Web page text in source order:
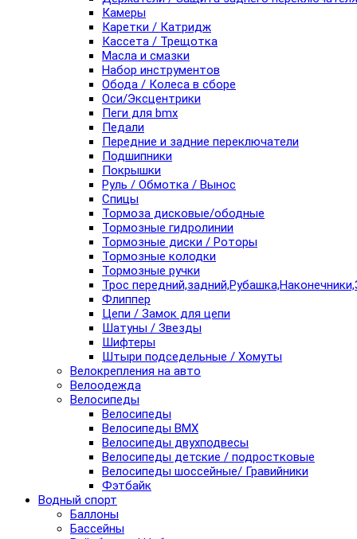
Камеры
Каретки / Катридж
Кассета / Трещотка
Масла и смазки
Набор инструментов
Обода / Колеса в сборе
Оси/Эксцентрики
Пеги для bmx
Педали
Передние и задние переключатели
Подшипники
Покрышки
Руль / Обмотка / Вынос
Спицы
Тормоза дисковые/ободные
Тормозные гидролинии
Тормозные диски / Роторы
Тормозные колодки
Тормозные ручки
Трос
Флиппер
Цепи / Замок для цепи
Шатуны / Звезды
Шифтеры
Штыри подседельные / Хомуты
Велокрепления на авто
Велоодежда
Велосипеды
Велосипеды
Велосипеды BMX
Велосипеды двухподвесы
Велосипеды детские / подростковые
Велосипеды шоссейные/ Гравийники
Фэтбайк
Водный спорт
Баллоны
Бассейны